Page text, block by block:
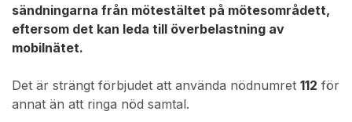
sändningarna från mötestältet på mötesområdett,
eftersom det kan leda till överbelastning av
mobilnätet.
Det är strängt förbjudet att använda nödnumret 112 för
annat än att ringa nöd samtal.